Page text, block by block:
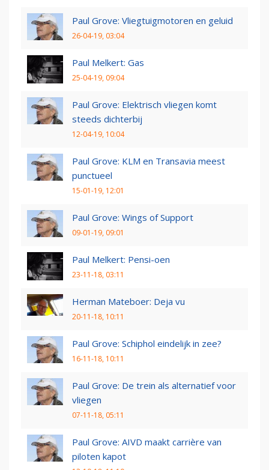
Paul Grove: Vliegtuigmotoren en geluid
26-04-19, 03:04
Paul Melkert: Gas
25-04-19, 09:04
Paul Grove: Elektrisch vliegen komt
steeds dichterbij
12-04-19, 10:04
Paul Grove: KLM en Transavia meest
punctueel
15-01-19, 12:01
Paul Grove: Wings of Support
09-01-19, 09:01
Paul Melkert: Pensi-oen
23-11-18, 03:11
Herman Mateboer: Deja vu
20-11-18, 10:11
Paul Grove: Schiphol eindelijk in zee?
16-11-18, 10:11
Paul Grove: De trein als alternatief voor
vliegen
07-11-18, 05:11
Paul Grove: AIVD maakt carrière van
piloten kapot